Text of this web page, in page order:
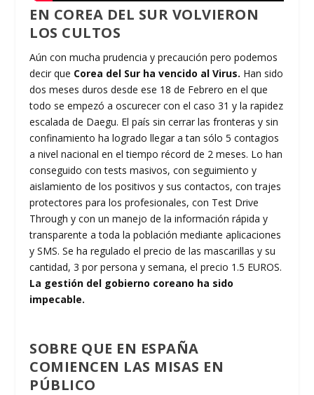
EN COREA DEL SUR VOLVIERON
LOS CULTOS
Aún con mucha prudencia y precaución pero podemos
decir que Corea del Sur ha vencido al Virus. Han sido
dos meses duros desde ese 18 de Febrero en el que
todo se empezó a oscurecer con el caso 31 y la rapidez
escalada de Daegu. El país sin cerrar las fronteras y sin
confinamiento ha logrado llegar a tan sólo 5 contagios
a nivel nacional en el tiempo récord de 2 meses. Lo han
conseguido con tests masivos, con seguimiento y
aislamiento de los positivos y sus contactos, con trajes
protectores para los profesionales, con Test Drive
Through y con un manejo de la información rápida y
transparente a toda la población mediante aplicaciones
y SMS. Se ha regulado el precio de las mascarillas y su
cantidad, 3 por persona y semana, el precio 1.5 EUROS.
La gestión del gobierno coreano ha sido
impecable.
SOBRE QUE EN ESPAÑA
COMIENCEN LAS MISAS EN
PÚBLICO